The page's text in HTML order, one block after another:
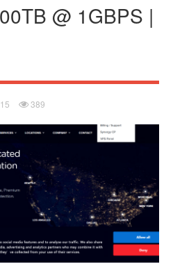
@ 1GBPS |
389